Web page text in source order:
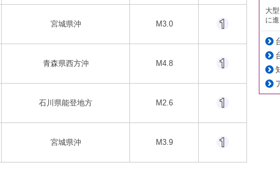
宮城県沖 M3.0
青森県西方沖 M4.8
石川県能登地方 M2.6
宮城県沖 M3.9
大
に